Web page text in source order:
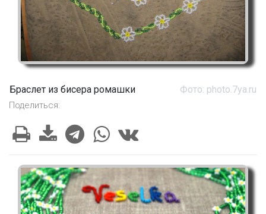
Браслет из бисера ромашки Фото: photo.7ya.ru
Поделиться: